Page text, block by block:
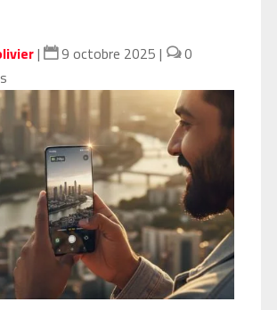
| 9 octobre 2025 |
0